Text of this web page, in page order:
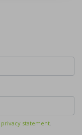
privacy statement.